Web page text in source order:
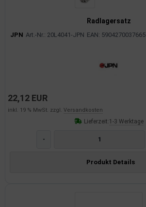
Radlagersatz
JPN Art.-Nr.: 20L4041-JPN EAN: 5904270037665
22,12 EUR
inkl. 19 % MwSt. zzgl. Versandkosten
Lieferzeit:1-3 Werktage
-
Produkt Details